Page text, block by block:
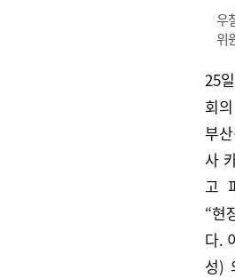
우
위
25
회
부
사
고
“현
다.
성)